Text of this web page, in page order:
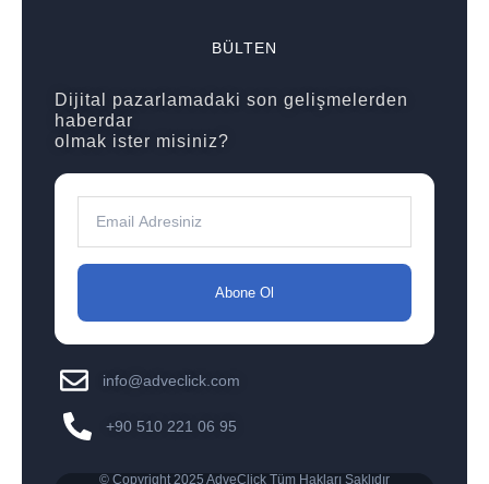
BÜLTEN
Dijital pazarlamadaki son gelişmelerden
haberdar
olmak ister misiniz?
Abone Ol
info@adveclick.com
+90 510 221 06 95
© Copyright 2025 AdveClick Tüm Hakları Saklıdır